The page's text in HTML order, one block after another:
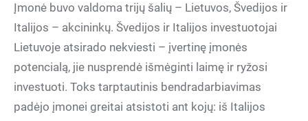
Įmonė buvo valdoma trijų šalių – Lietuvos, Švedijos ir
Italijos – akcininkų. Švedijos ir Italijos investuotojai
Lietuvoje atsirado nekviesti – įvertinę įmonės
potencialą, jie nusprendė išmėginti laimę ir ryžosi
investuoti. Toks tarptautinis bendradarbiavimas
padėjo įmonei greitai atsistoti ant kojų: iš Italijos